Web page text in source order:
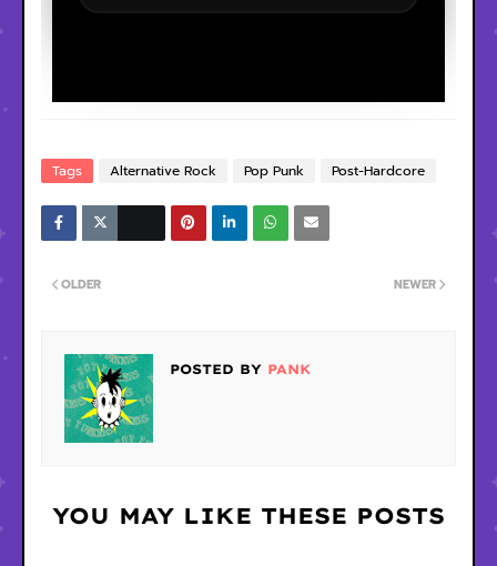
Tags Alternative Rock Pop Punk Post-Hardcore
NEWER
OLDER
POSTED BY PANK
YOU MAY LIKE THESE POSTS